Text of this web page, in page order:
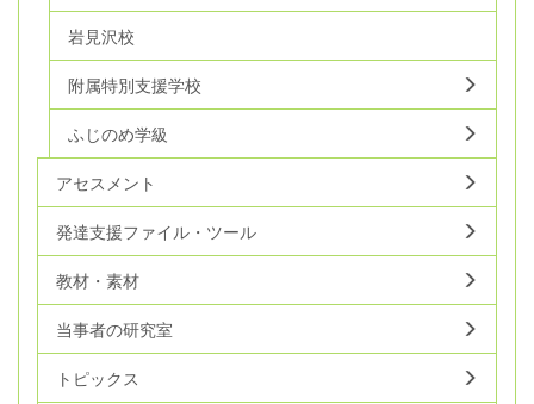
岩見沢校
附属特別支援学校
ふじのめ学級
アセスメント
発達支援ファイル・ツール
教材・素材
当事者の研究室
トピックス